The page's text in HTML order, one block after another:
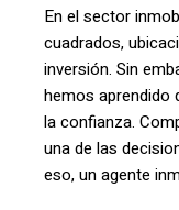
En el sector
cuadrados,
inversión. Sin
hemos aprendido
la confianza.
una de las
eso, un agente